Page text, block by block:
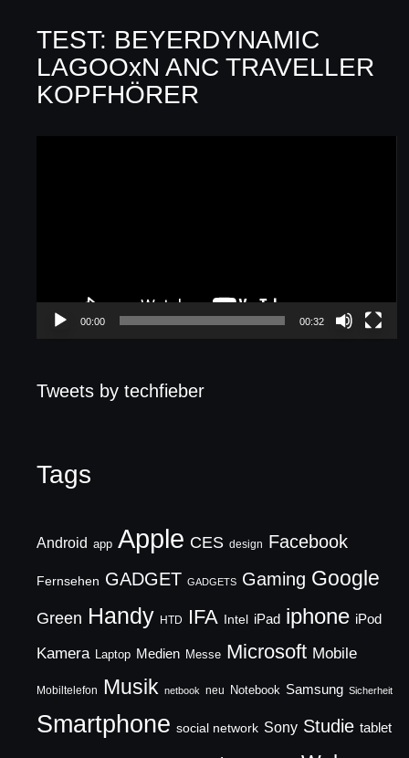
TEST: BEYERDYNAMIC
LAGOOxN ANC TRAVELLER
KOPFHÖRER
00:00 00:32
Tweets by techfieber
Tags
Android app Apple CES design Facebook
Fernsehen GADGET GADGETS Gaming Google
Green Handy HTD IFA Intel iPad iphone iPod
Kamera Laptop Medien Messe Microsoft Mobile
Mobiltelefon Musik netbook neu Notebook Samsung Sicherheit
Smartphone social network Sony Studie tablet